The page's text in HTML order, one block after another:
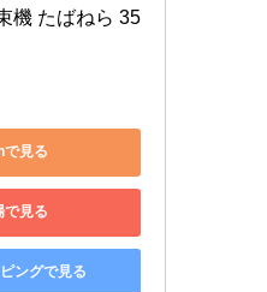
機 たばねら 35
見る
で見る
ングで見る